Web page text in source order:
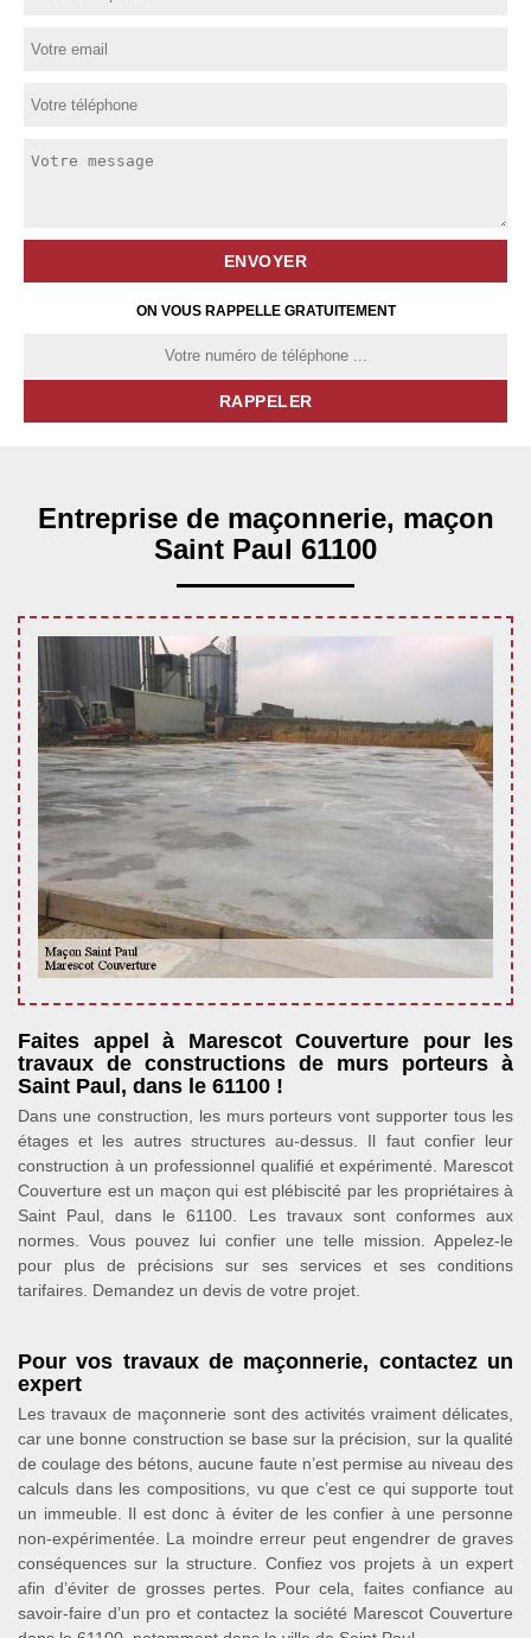
ON VOUS RAPPELLE GRATUITEMENT
Entreprise de maçonnerie, maçon
Saint Paul 61100
Faites appel à Marescot Couverture pour les
travaux de constructions de murs porteurs à
Saint Paul, dans le 61100 !
Dans une construction, les murs porteurs vont supporter tous les
étages et les autres structures au-dessus. Il faut confier leur
construction à un professionnel qualifié et expérimenté. Marescot
Couverture est un maçon qui est plébiscité par les propriétaires à
Saint Paul, dans le 61100. Les travaux sont conformes aux
normes. Vous pouvez lui confier une telle mission. Appelez-le
pour plus de précisions sur ses services et ses conditions
tarifaires. Demandez un devis de votre projet.
Pour vos travaux de maçonnerie, contactez un
expert
Les travaux de maçonnerie sont des activités vraiment délicates,
car une bonne construction se base sur la précision, sur la qualité
de coulage des bétons, aucune faute n’est permise au niveau des
calculs dans les compositions, vu que c’est ce qui supporte tout
un immeuble. Il est donc à éviter de les confier à une personne
non-expérimentée. La moindre erreur peut engendrer de graves
conséquences sur la structure. Confiez vos projets à un expert
afin d’éviter de grosses pertes. Pour cela, faites confiance au
savoir-faire d’un pro et contactez la société Marescot Couverture